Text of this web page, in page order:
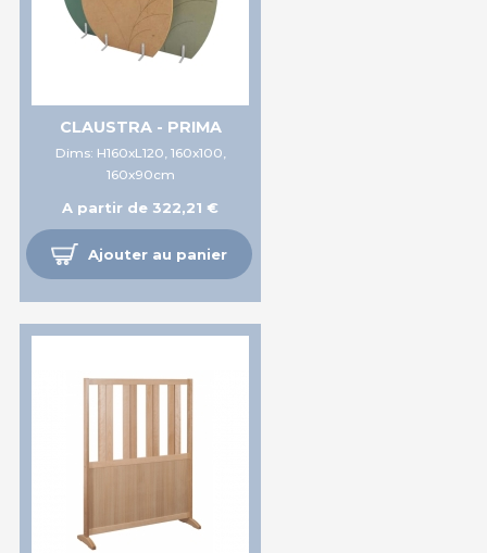
CLAUSTRA - PRIMA
Dims: H160xL120, 160x100,
160x90cm
A partir de 322,21 €
Ajouter au panier